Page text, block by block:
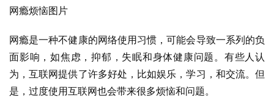
网瘾烦恼图片
网瘾是一种不健康的网络使用习惯，可能会导致一系列的负
面影响，如焦虑，抑郁，失眠和身体健康问题。有些人认
为，互联网提供了许多好处，比如娱乐，学习，和交流。但
是，过度使用互联网也会带来很多烦恼和问题。